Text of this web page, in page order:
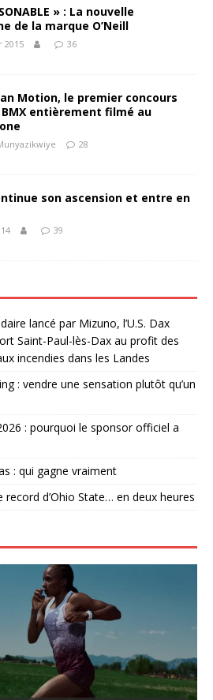
» : La nouvelle
de la marque O’Neill
2015 36
Motion, le premier concours
entièrement filmé au
28
son ascension et entre en
39
lancé par Mizuno, l’U.S. Dax
Saint-Paul-lès-Dax au profit des
incendies dans les Landes
: vendre une sensation plutôt qu’un
: pourquoi le sponsor officiel a
: qui gagne vraiment
d’Ohio State… en deux heures